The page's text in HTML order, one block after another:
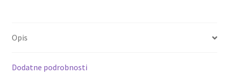
k
Opis
Dodatne podrobnosti